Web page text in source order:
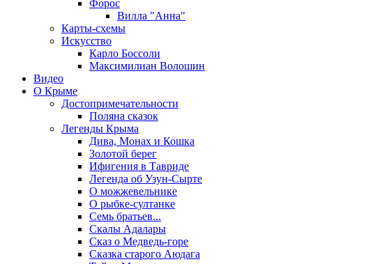
Форос
Вилла "Анна"
Карты-схемы
Искусство
Карло Боссоли
Максимилиан Волошин
Видео
О Крыме
Достопримечательности
Поляна сказок
Легенды Крыма
Дива, Монах и Кошка
Золотой берег
Ифигения в Тавриде
Легенда об Узун-Сырте
О можжевельнике
О рыбке-султанке
Семь братьев...
Скалы Адалары
Сказ о Медведь-горе
Сказка старого Аюдага